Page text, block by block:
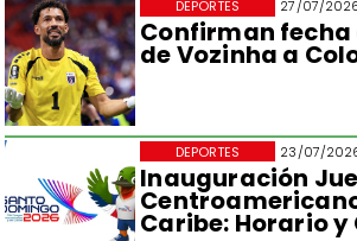
27/07/
Confirman
de Vozinha a
DEPORTES
23/07/
Inauguración
Caribe: Horario y
DEPORTES